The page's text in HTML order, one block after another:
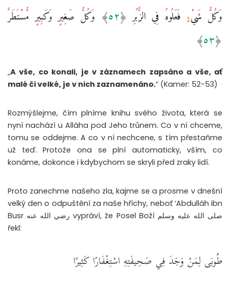
وَكُلُّ شَيْءٍ فَعَلُوهُ فِي الزُّبُرِ ‎﴿٥٢﴾‏ وَكُلُّ صَغِيرٍ وَكَبِيرٍ مُّسْتَطَرٌ
„A vše, co konali, je v záznamech zapsáno a vše, ať
malé či velké, je v nich zaznamenáno.“ (Kamer: 52-53)
Rozmýšlejme, čím plníme knihu svého života, která se
nyní nachází u Alláha pod Jeho trůnem. Co v ní chceme,
tomu se oddejme. A co v ní nechcene, s tím přestaňme
už teď. Protože ona se plní automaticky, vším, co
konáme, dokonce i kdybychom se skryli před zraky lidí.
Proto zanechme našeho zla, kajme se a prosme v dnešní
velký den o odpuštění za naše hříchy, neboť ‘Abdulláh ibn
Busr رضي الله عنه vypráví, že Posel Boží صلى الله عليه وسلم
řekl:
طُوبَى لِمَنْ وَجَدَ فِي صَحِيفَتِهِ اسْتِغْفَارًا كَثِيرًا